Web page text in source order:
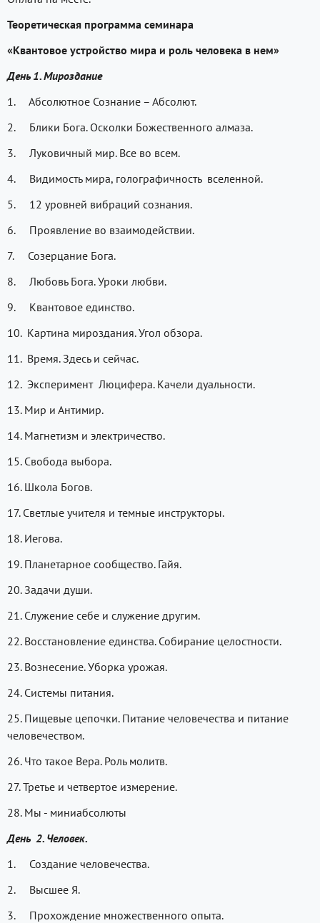
Теоретическая программа семинара
«Квантовое устройство мира и роль человека в нем»
День 1. Мироздание
1. Абсолютное Сознание – Абсолют.
2. Блики Бога. Осколки Божественного алмаза.
3. Луковичный мир. Все во всем.
4. Видимость мира, голографичность вселенной.
5. 12 уровней вибраций сознания.
6. Проявление во взаимодействии.
7. Созерцание Бога.
8. Любовь Бога. Уроки любви.
9. Квантовое единство.
10. Картина мироздания. Угол обзора.
11. Время. Здесь и сейчас.
12. Эксперимент Люцифера. Качели дуальности.
13. Мир и Антимир.
14. Магнетизм и электричество.
15. Свобода выбора.
16. Школа Богов.
17. Светлые учителя и темные инструкторы.
18. Иегова.
19. Планетарное сообщество. Гайя.
20. Задачи души.
21. Служение себе и служение другим.
22. Восстановление единства. Собирание целостности.
23. Вознесение. Уборка урожая.
24. Системы питания.
25. Пищевые цепочки. Питание человечества и питание
человечеством.
26. Что такое Вера. Роль молитв.
27. Третье и четвертое измерение.
28. Мы - миниабсолюты
День 2. Человек.
1. Создание человечества.
2. Высшее Я.
3. Прохождение множественного опыта.